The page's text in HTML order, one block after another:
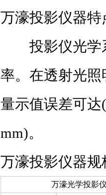
万濠投影仪器特
投影仪光学
率。在透射光照
量示值误差可
mm)。
万濠投影仪器规
万濠光学投影